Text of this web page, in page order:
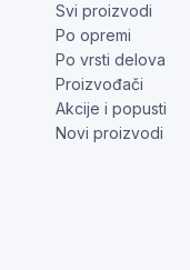
Svi proizvodi
Po opremi
Po vrsti delova
Proizvođači
Akcije i popusti
Novi proizvodi